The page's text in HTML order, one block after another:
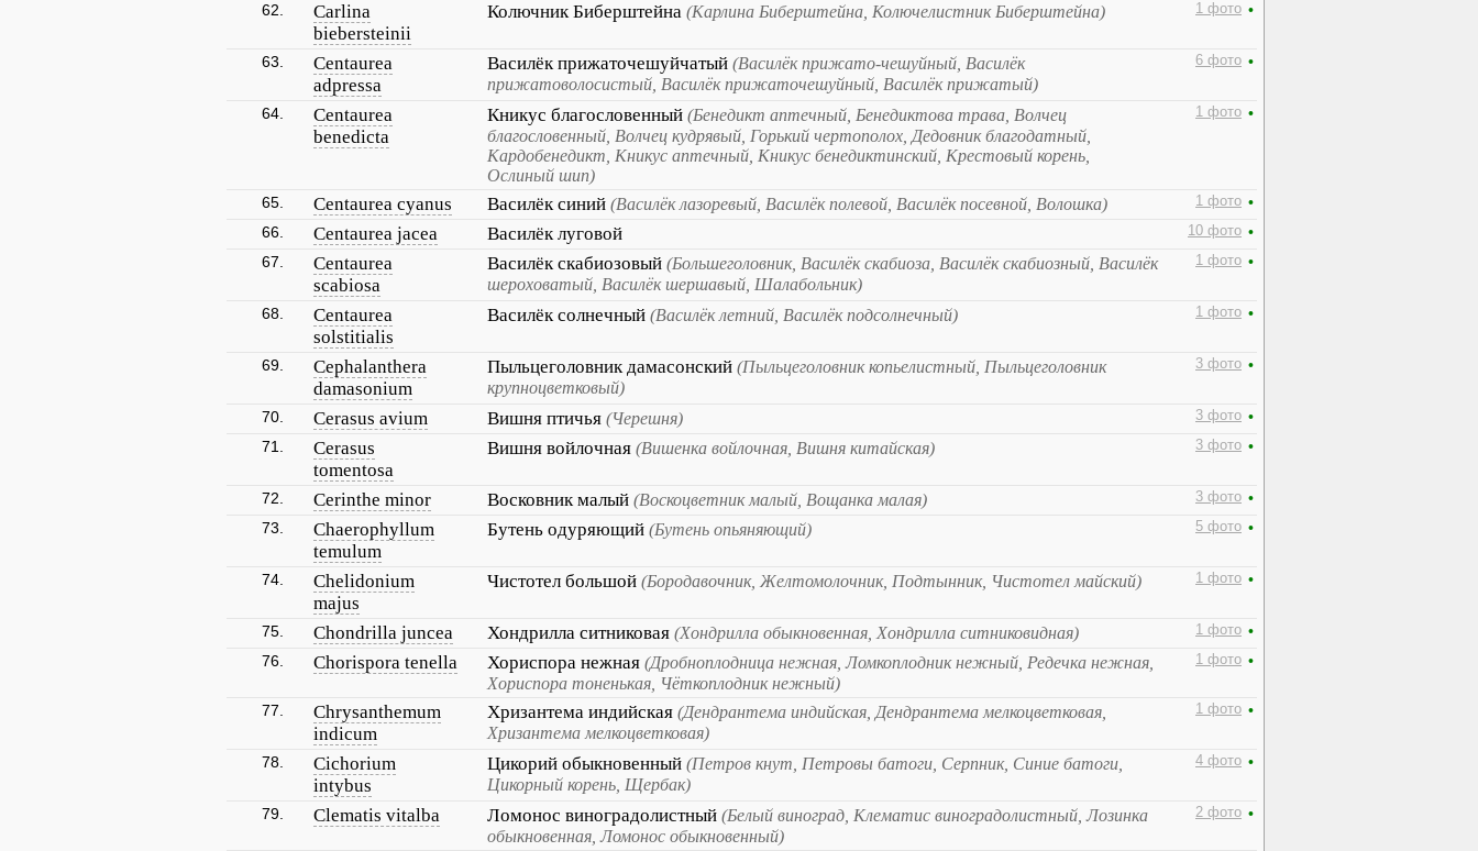
62.
Carlina
biebersteinii
Колючник Биберштейна (Карлина Биберштейна, Колючелистник Биберштейна) 1 фото •
63.
Centaurea
adpressa
Василёк прижаточешуйчатый (Василёк прижато-чешуйный, Василёк
прижатоволосистый, Василёк прижаточешуйный, Василёк прижатый)
6 фото •
64.
Centaurea
benedicta
Кникус благословенный (Бенедикт аптечный, Бенедиктова трава, Волчец
благословенный, Волчец кудрявый, Горький чертополох, Дедовник благодатный,
Кардобенедикт, Кникус аптечный, Кникус бенедиктинский, Крестовый корень,
Ослиный шип)
1 фото •
65. Centaurea cyanus Василёк синий (Василёк лазоревый, Василёк полевой, Василёк посевной, Волошка) 1 фото •
66.
Centaurea jacea Василёк луговой 10 фото •
67.
Centaurea
scabiosa
Василёк скабиозовый (Большеголовник, Василёк скабиоза, Василёк скабиозный, Василёк
шероховатый, Василёк шершавый, Шалабольник)
1 фото •
68.
Centaurea
solstitialis
Василёк солнечный (Василёк летний, Василёк подсолнечный) 1 фото •
69.
Cephalanthera
damasonium
Пыльцеголовник дамасонский (Пыльцеголовник копьелистный, Пыльцеголовник
крупноцветковый)
3 фото •
70. Cerasus avium Вишня птичья (Черешня) 3 фото •
71.
Cerasus
tomentosa
Вишня войлочная (Вишенка войлочная, Вишня китайская) 3 фото •
72. Cerinthe minor Восковник малый (Воскоцветник малый, Вощанка малая) 3 фото •
73.
Chaerophyllum
temulum
Бутень одуряющий (Бутень опьяняющий) 5 фото •
74.
Chelidonium
majus
Чистотел большой (Бородавочник, Желтомолочник, Подтынник, Чистотел майский) 1 фото •
75. Chondrilla juncea Хондрилла ситниковая (Хондрилла обыкновенная, Хондрилла ситниковидная) 1 фото •
76.
Chorispora tenella Хориспора нежная (Дробноплодница нежная, Ломкоплодник нежный, Редечка нежная,
Хориспора тоненькая, Чёткоплодник нежный)
1 фото •
77.
Chrysanthemum
indicum
Хризантема индийская (Дендрантема индийская, Дендрантема мелкоцветковая,
Хризантема мелкоцветковая)
1 фото •
78.
Cichorium
intybus
Цикорий обыкновенный (Петров кнут, Петровы батоги, Серпник, Синие батоги,
Цикорный корень, Щербак)
4 фото •
79. Clematis vitalba Ломонос виноградолистный (Белый виноград, Клематис виноградолистный, Лозинка
обыкновенная, Ломонос обыкновенный)
2 фото •